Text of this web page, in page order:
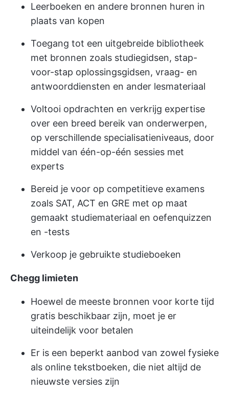
Leerboeken en andere bronnen huren in
plaats van kopen
Toegang tot een uitgebreide bibliotheek
met bronnen zoals studiegidsen, stap-
voor-stap oplossingsgidsen, vraag- en
antwoorddiensten en ander lesmateriaal
Voltooi opdrachten en verkrijg expertise
over een breed bereik van onderwerpen,
op verschillende specialisatieniveaus, door
middel van één-op-één sessies met
experts
Bereid je voor op competitieve examens
zoals SAT, ACT en GRE met op maat
gemaakt studiemateriaal en oefenquizzen
en -tests
Verkoop je gebruikte studieboeken
Chegg limieten
Hoewel de meeste bronnen voor korte tijd
gratis beschikbaar zijn, moet je er
uiteindelijk voor betalen
Er is een beperkt aanbod van zowel fysieke
als online tekstboeken, die niet altijd de
nieuwste versies zijn